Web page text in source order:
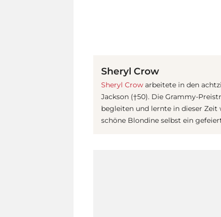
Sheryl Crow
Sheryl Crow arbeitete in den
Jackson (†50). Die Grammy-
begleiten und lernte in dieser
schöne Blondine selbst ein